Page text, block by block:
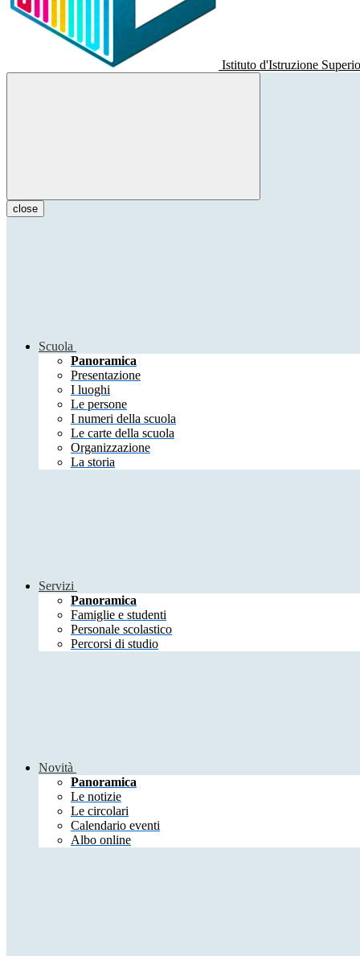
Istituto d'Istruzione
close
Scuola
Panoramica
Presentazione
I luoghi
Le persone
I numeri della scuola
Le carte della scuola
Organizzazione
La storia
Servizi
Panoramica
Famiglie e studenti
Personale scolastico
Percorsi di studio
Novità
Panoramica
Le notizie
Le circolari
Calendario eventi
Albo online